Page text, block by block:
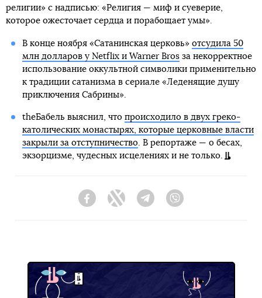
религии» с надписью: «Религия — миф и суеверие,
которое ожесточает сердца и порабощает умы».
В конце ноября «Сатанинская церковь» отсудила 50
млн долларов у Netflix и Warner Brosза некорректное
использование оккультной символики применительно
к традиции сатанизма в сериале «Леденящие душу
приключения Сабрины».
theБабель выяснил, что происходило в двух греко-
католических монастырях, которые церковные власти
закрыли за отступничество. В репортаже — о бесах,
экзорцизме, чудесных исцелениях и не только.
FacebookTwitter Telegram